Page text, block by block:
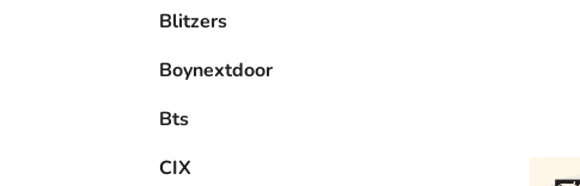
Blitzers
Boynextdoor
Bts
CIX